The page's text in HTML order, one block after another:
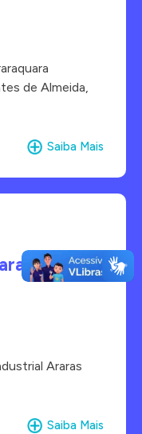
de Almeida,
Saiba Mais
Araras
Saiba Mais